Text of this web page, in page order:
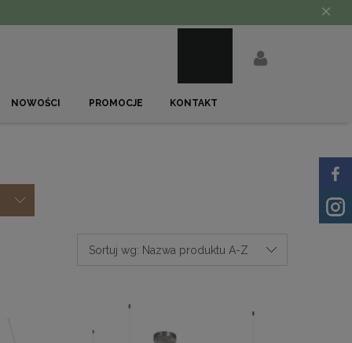
×
NOWOŚCI PROMOCJE KONTAKT
Sortuj wg: Nazwa produktu A-Z